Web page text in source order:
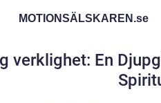
MOTIONSÄLSKAREN.se
verklighet: En